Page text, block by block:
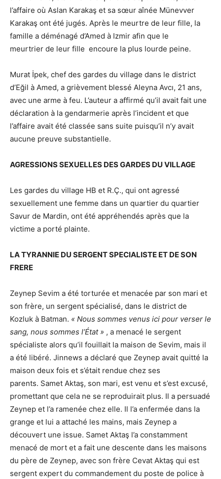
l’affaire où Aslan Karakaş et sa sœur aînée Münevver
Karakaş ont été jugés. Après le meurtre de leur fille, la
famille a déménagé d’Amed à Izmir afin que le
meurtrier de leur fille encoure la plus lourde peine.
Murat İpek, chef des gardes du village dans le district
d’Eğil à Amed, a grièvement blessé Aleyna Avcı, 21 ans,
avec une arme à feu. L’auteur a affirmé qu’il avait fait une
déclaration à la gendarmerie après l’incident et que
l’affaire avait été classée sans suite puisqu’il n’y avait
aucune preuve substantielle.
AGRESSIONS SEXUELLES DES GARDES DU VILLAGE
Les gardes du village HB et R.Ç., qui ont agressé
sexuellement une femme dans un quartier du quartier
Savur de Mardin, ont été appréhendés après que la
victime a porté plainte.
LA TYRANNIE DU SERGENT SPECIALISTE ET DE SON
FRERE
Zeynep Sevim a été torturée et menacée par son mari et
son frère, un sergent spécialisé, dans le district de
Kozluk à Batman. « Nous sommes venus ici pour verser le
sang, nous sommes l’État » , a menacé le sergent
spécialiste alors qu’il fouillait la maison de Sevim, mais il
a été libéré. Jinnews a déclaré que Zeynep avait quitté la
maison deux fois et s’était rendue chez ses
parents. Samet Aktaş, son mari, est venu et s’est excusé,
promettant que cela ne se reproduirait plus. Il a persuadé
Zeynep et l’a ramenée chez elle. Il l’a enfermée dans la
grange et lui a attaché les mains, mais Zeynep a
découvert une issue. Samet Aktaş l’a constamment
menacé de mort et a fait une descente dans les maisons
du père de Zeynep, avec son frère Cevat Aktaş qui est
sergent expert du commandement du poste de police à